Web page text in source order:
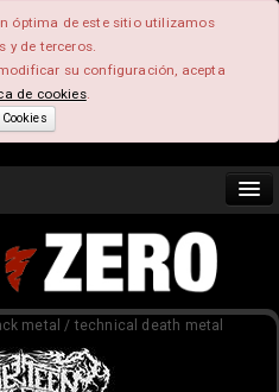
óptima de este sitio utilizamos
y de terceros.
su configuración, acepta
de cookies.
metal / technical death metal